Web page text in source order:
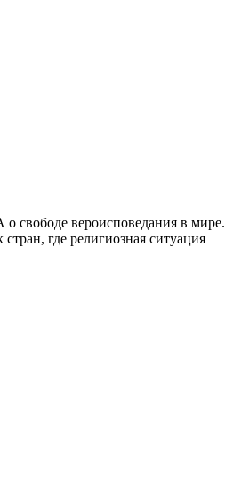
свободе вероисповедания в мире.
где религиозная ситуация